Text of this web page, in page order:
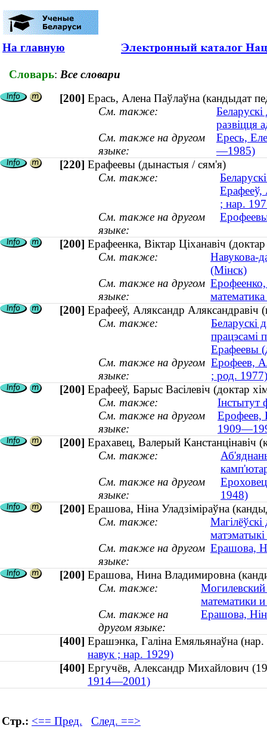
На главную
Словарь: Все словари
[200] Ерась, Алена Паўлаўна (кандыдат
См. также:
развіцця
См. также на другом
языке:
Ересь,
—1985)
[220] Ерафеевы (дынастыя / сям'я)
См. также:
Ерафееў,
; нар.
См. также на другом
языке:
[200] Ерафеенка, Вiктар Цiханавiч
См. также:
Навукова-
(Мінск)
См. также на другом
языке:
[200] Ерафееў, Аляксандр Аляксандравіч
См. также:
Беларускі
працэсамі
Ерафеевы
См. также на другом
языке:
Ерофеев,
; род. 1977)
[200] Ерафееў, Барыс Васілевіч (доктар
См. также:
Інстытут
См. также на другом
языке:
Ерофеев,
[200] Ерахавец, Валерый Канстанцінавіч
См. также:
См. также на другом
языке:
1948)
[200] Ерашова, Ніна Уладзіміраўна
См. также:
См. также на другом
языке:
Ерашова,
[200] Ерашова, Нина Владимировна
См. также:
математики и
См. также на
другом языке:
Ерашова,
[400] Ерашэнка, Галіна Емяльянаўна
навук ; нар. 1929)
[400] Ергучёв, Александр Михайлович
1914—2001)
Стр.: <== Пред. След. ==>